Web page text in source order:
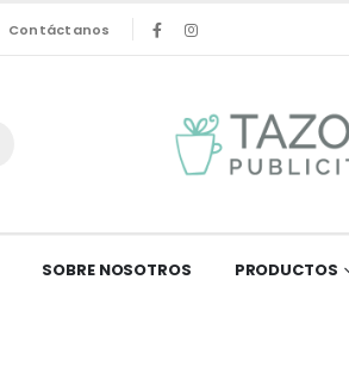
Contáctanos
SOBRE NOSOTROS PRODUCTOS